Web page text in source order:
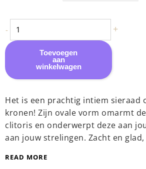
- +
Toevoegen
aan
winkelwagen
Het is een prachtig intiem sieraad
kronen! Zijn ovale vorm omarmt
clitoris en onderwerpt deze aan
aan jouw strelingen. Zacht en
vorm van je schaamstreek.
READ MORE